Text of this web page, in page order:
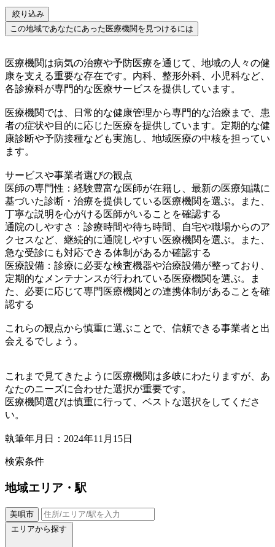
絞り込み
この地域であなたにあった医療機関を見つけるには
医療機関は病気の治療や予防医療を通じて、地域の人々の健
康を支える重要な存在です。内科、整形外科、小児科など、
各診療科が専門的な医療サービスを提供しています。
医療機関では、日常的な健康管理から専門的な治療まで、患
者の症状や目的に応じた医療を提供しています。定期的な健
康診断や予防接種なども実施し、地域医療の中核を担ってい
ます。
サービスや事業者選びの観点
医師の専門性：経験豊富な医師が在籍し、最新の医療知識に
基づいた診断・治療を提供している医療機関を選ぶ。また、
丁寧な説明を心がける医師がいることを確認する
通院のしやすさ：診療時間や待ち時間、自宅や職場からのア
クセスなど、継続的に通院しやすい医療機関を選ぶ。また、
急な受診にも対応できる体制があるか確認する
医療設備：診療に必要な検査機器や治療設備が整っており、
定期的なメンテナンスが行われている医療機関を選ぶ。ま
た、必要に応じて専門医療機関との連携体制があることを確
認する
これらの観点から慎重に選ぶことで、信頼できる事業者と出
会えるでしょう。
これまで見てきたように医療機関は多岐にわたりますが、あ
なたのニーズに合わせた選択が重要です。
医療機関選びは慎重に行って、ベストな選択をしてくださ
い。
執筆年月日：2024年11月15日
検索条件
地域エリア・駅
美唄市
エリアから探す